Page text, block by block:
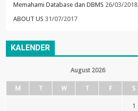
Memahami Database dan DBMS 26/03/2018
ABOUT US 31/07/2017
KALENDER
August 2026
M T W T F S
1